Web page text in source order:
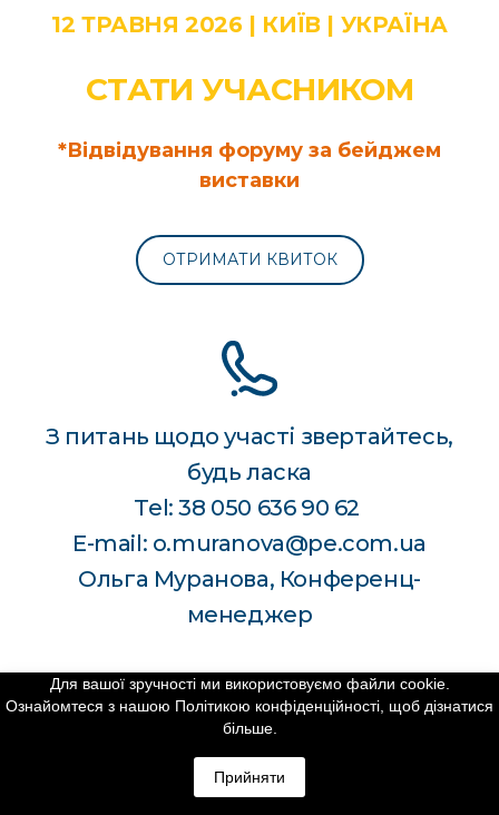
12 ТРАВНЯ 2026 | КИЇВ | УКРАЇНА
СТАТИ УЧАСНИКОМ
*Відвідування форуму за бейджем
виставки
ОТРИМАТИ КВИТОК
З питань щодо участі звертайтесь,
будь ласка
Tel: 38 050 636 90 62
E-mail: o.muranova@pe.com.ua
Ольга Муранова, Конференц-
менеджер
Для вашої зручності ми використовуємо файли cookie.
Ознайомтеся з нашою Політикою конфіденційності, щоб дізнатися
більше.
Прийняти